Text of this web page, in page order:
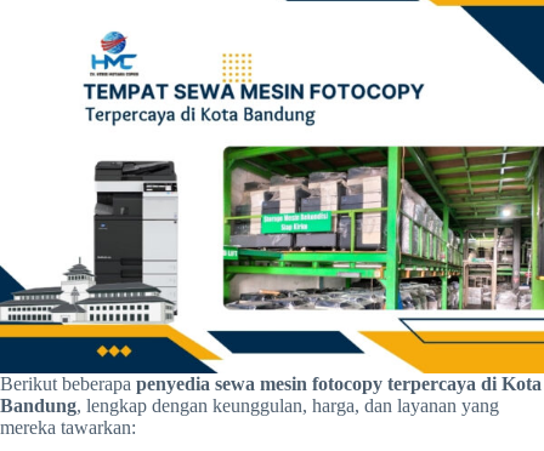
Berikut beberapa penyedia sewa mesin fotocopy terpercaya di Kota
Bandung, lengkap dengan keunggulan, harga, dan layanan yang
mereka tawarkan: